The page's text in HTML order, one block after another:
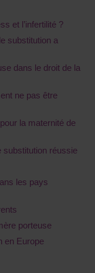
et l’infertilité ?
substitution a
dans le droit de la
ne pas être
la maternité de
substitution réussie
les pays
porteuse
en Europe